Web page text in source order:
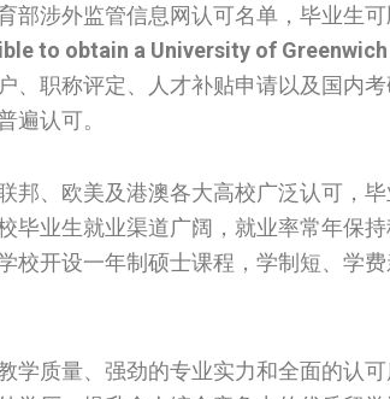
涉外监管信息网认可名单，毕业生
to obtain a University of
职称评定、人才补贴申请以及国内
遍认可。
、欧美及港澳各大高校广泛认可，
毕业生就业渠道广阔，就业率常年保
校开设一年制硕士课程，学制短、学
学质量、强劲的专业实力和全面的认